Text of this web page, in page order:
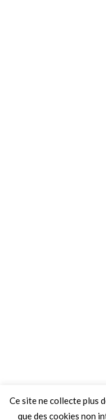
Ce site ne collecte plus
que des cookies non